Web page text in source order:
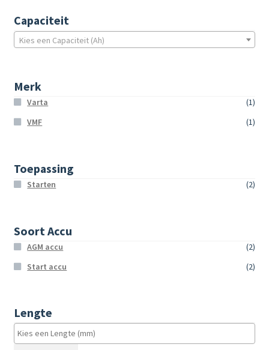
Capaciteit
Kies een Capaciteit (Ah)
Merk
Varta
(1)
VMF
(1)
Toepassing
Starten (2)
Soort Accu
AGM accu
(2)
Start accu
(2)
Lengte